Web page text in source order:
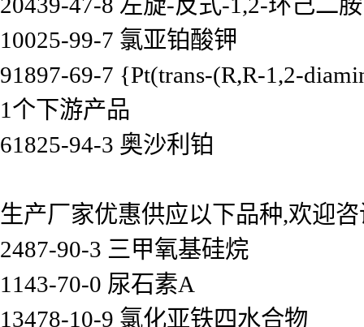
10025-99-7 氯亚铂酸钾
91897-69-7 {Pt(trans-(R,R-1,2-
1个下游产品
61825-94-3 奥沙利铂
生产厂家优惠供应以下品种,欢迎
2487-90-3 三甲氧基硅烷
1143-70-0 尿石素A
13478-10-9 氯化亚铁四水合物